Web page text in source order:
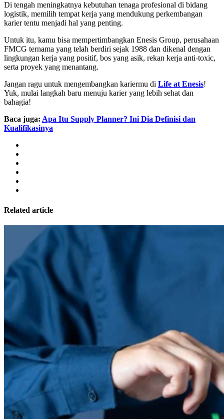
Di tengah meningkatnya kebutuhan tenaga profesional di bidang
logistik, memilih tempat kerja yang mendukung perkembangan
karier tentu menjadi hal yang penting.
Untuk itu, kamu bisa mempertimbangkan Enesis Group, perusahaan
FMCG ternama yang telah berdiri sejak 1988 dan dikenal dengan
lingkungan kerja yang positif, bos yang asik, rekan kerja anti-toxic,
serta proyek yang menantang.
Jangan ragu untuk mengembangkan kariermu di Life at Enesis!
Yuk, mulai langkah baru menuju karier yang lebih sehat dan
bahagia!
Baca juga: Apa Itu Supply Planner? Ini Dia Definisi dan
Kualifikasinya
Related article